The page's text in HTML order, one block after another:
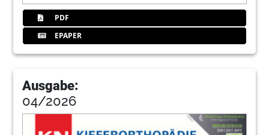
PDF
EPAPER
Ausgabe:
04/2026